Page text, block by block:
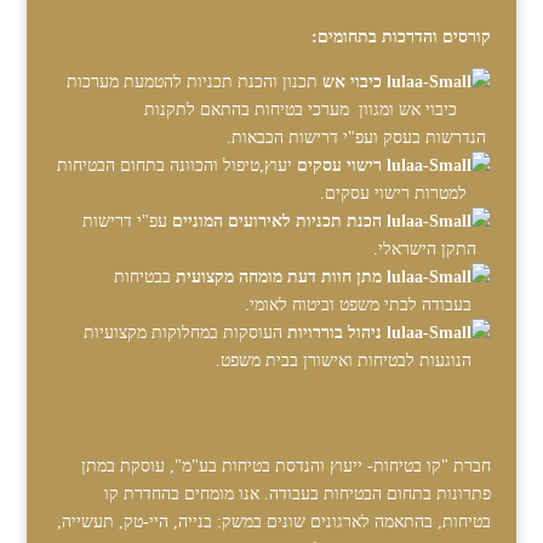
קורסים והדרכות בתחומים:
כיבוי אש תכנון והכנת תכניות להטמעת מערכות
כיבוי אש ומגוון מערכי בטיחות בהתאם לתקנות
הנדרשות בעסק ועפ"י דרישות הכבאות.
רישוי עסקים יעוץ,טיפול והכוונה בתחום הבטיחות
למטרות רישוי עסקים.
הכנת תכניות לאירועים המוניים עפ"י דרישות
התקן הישראלי.
מתן חוות דעת מומחה מקצועיתבבטיחות
בעבודה לבתי משפט וביטוח לאומי.
ניהול בוררויותהעוסקות במחלוקות מקצועיות
הנוגעות לבטיחות ואישורן בבית משפט.
חברת "קו בטיחות- ייעוץ והנדסת בטיחות בע"מ", עוסקת במתן
פתרונות בתחום הבטיחות בעבודה. אנו מומחים בהחדרת קו
בטיחות, בהתאמה לארגונים שונים במשק: בנייה, היי-טק, תעשייה,